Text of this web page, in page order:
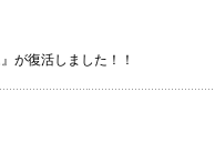
が復活しました！！